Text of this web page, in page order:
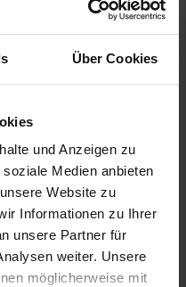
Über Cookies
und Anzeigen zu
Medien anbieten
Website zu
Informationen zu Ihrer
unsere Partner für
weiter. Unsere
möglicherweise mit